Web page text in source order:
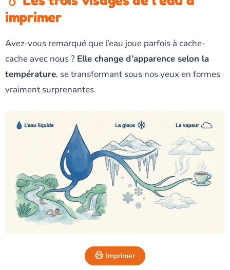
imprimer
Avez-vous remarqué que l’eau joue parfois à cache-
cache avec nous ? Elle change d’apparence selon la
température, se transformant sous nos yeux en formes
vraiment surprenantes.
Imprimer